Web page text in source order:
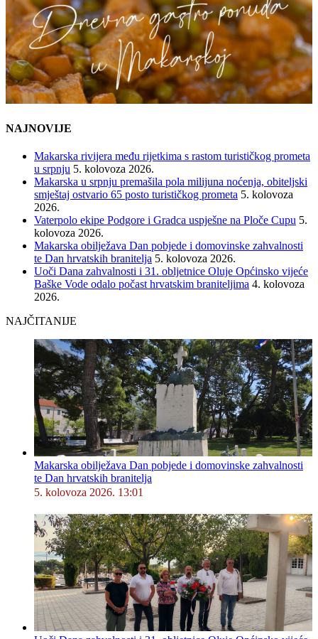
NAJNOVIJE
Makarska rivijera među rijetkima s rastom turističkog prometa
u srpnju 5. kolovoza 2026.
Makarska u srpnju premašila pola milijuna noćenja, obiteljski
smještaj ostvario 65 posto turističkog prometa 5. kolovoza
2026.
Vaterpolo ekipe Podgore i Gradca uspješne na Ploče Cupu 5.
kolovoza 2026.
Makarska obilježava Dan pobjede i domovinske zahvalnosti
te Dan hrvatskih branitelja 5. kolovoza 2026.
Uoči Dana zahvalnosti i 31. obljetnice Oluje Općinsko vijeće
Baške Vode odalo počast hrvatskim braniteljima 4. kolovoza
2026.
NAJČITANIJE
Makarska obilježava Dan pobjede i domovinske zahvalnosti
te Dan hrvatskih branitelja
5. kolovoza 2026. 13:01